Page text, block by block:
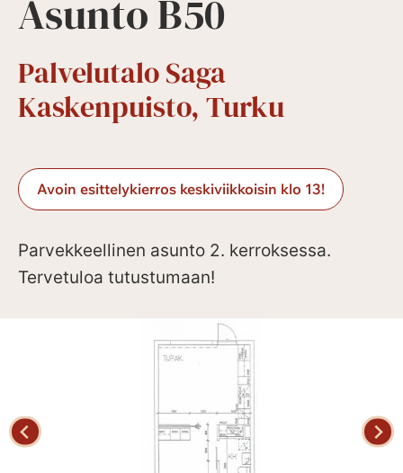
Asunto B50
Palvelutalo Saga
Kaskenpuisto, Turku
Avoin esittelykierros keskiviikkoisin klo 13!
Parvekkeellinen asunto 2. kerroksessa.
Tervetuloa tutustumaan!